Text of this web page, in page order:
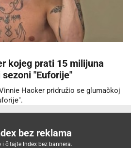
kojeg prati 15 milijuna
"Euforije"
Hacker pridružio se glumačkoj
bez reklama
čitajte Index bez bannera.